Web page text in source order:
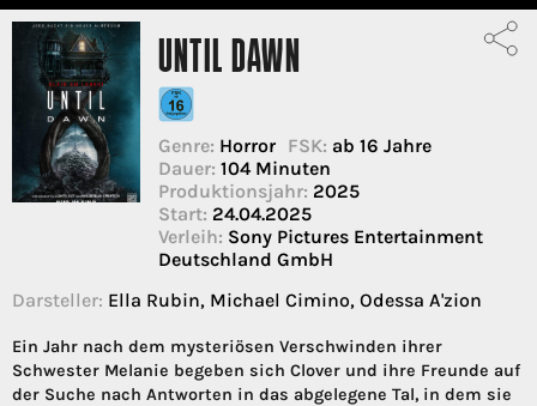
UNTIL DAWN
Genre: Horror FSK: ab 16 Jahre
Dauer: 104 Minuten
Produktionsjahr: 2025
Start: 24.04.2025
Verleih: Sony Pictures Entertainment
Deutschland GmbH
Darsteller: Ella Rubin, Michael Cimino, Odessa A'zion
Ein Jahr nach dem mysteriösen Verschwinden ihrer
Schwester Melanie begeben sich Clover und ihre Freunde auf
der Suche nach Antworten in das abgelegene Tal, in dem sie